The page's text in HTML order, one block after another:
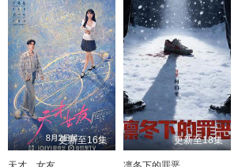
更新至16集 更新至18集